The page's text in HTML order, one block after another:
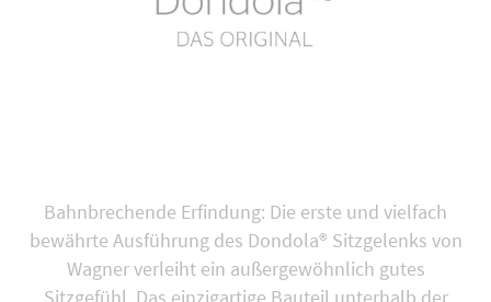
Bahnbrechende Erfindung: Die erste und vielfach
bewährte Ausführung des Dondola® Sitzgelenks von
Wagner verleiht ein außergewöhnlich gutes
Sitzgefühl. Das einzigartige Bauteil unterhalb der